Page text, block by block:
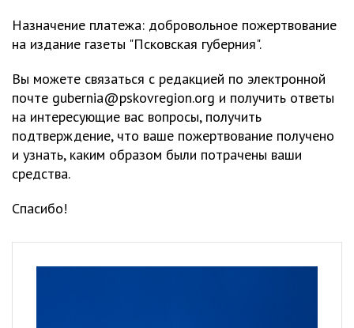
Назначение платежа: добровольное пожертвование
на издание газеты "Псковская губерния".
Вы можете связаться с редакцией по электронной
почте gubernia@pskovregion.org и получить ответы
на интересующие вас вопросы, получить
подтверждение, что ваше пожертвование получено
и узнать, каким образом были потрачены ваши
средства.
Спасибо!